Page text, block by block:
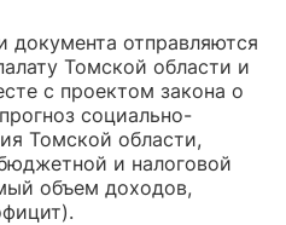
документа отправляются
Томской области и
с проектом закона о
социально-
Томской области,
и налоговой
объем доходов,